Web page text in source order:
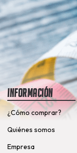
Información
¿Cómo comprar?
Quiénes somos
Empresa